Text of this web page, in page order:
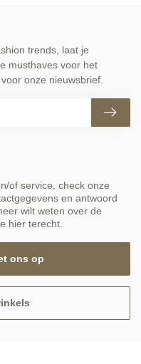
of service, check onze
en antwoord
wilt weten over de
hier terecht.
ons op
trends, laat je
musthaves voor het
onze nieuwsbrief.